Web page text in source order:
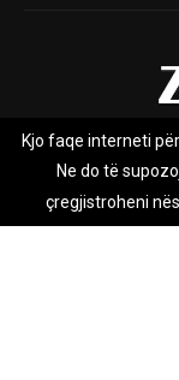
Rreth nesh
Zhurnal.mk është
Kjo faqe interneti
Ne do të
çregjistroheni